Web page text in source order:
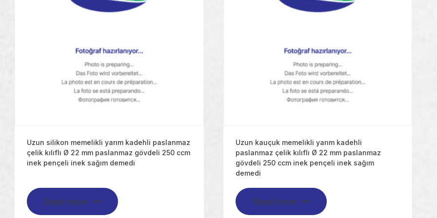
Uzun silikon memelikli yarım kadehli paslanmaz
çelik kılıflı Ø 22 mm paslanmaz gövdeli 250 ccm
inek pençeli inek sağım demedi
Read more
Uzun kauçuk memelikli yarım kadehli
paslanmaz çelik kılıflı Ø 22 mm paslanmaz
gövdeli 250 ccm inek pençeli inek sağım
demedi
Read more